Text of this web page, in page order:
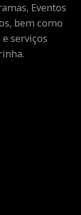
Eventos
bem como
serviços